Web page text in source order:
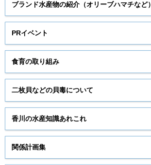
ブランド水産物の紹介（オリーブハマチなど）
PRイベント
食育の取り組み
二枚貝などの貝毒について
香川の水産知識あれこれ
関係計画集